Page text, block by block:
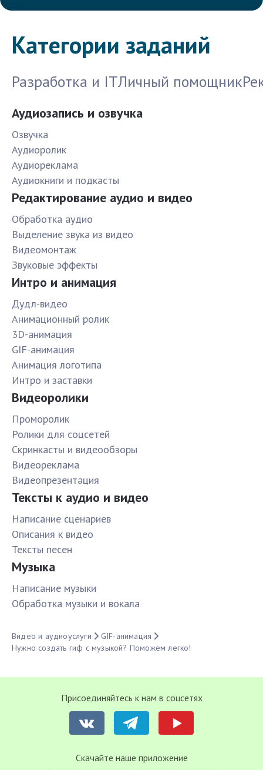
Категории заданий
Разработка и ITЛичный помощник
Аудиозапись и озвучка
Озвучка
Аудиоролик
Аудиореклама
Аудиокниги и подкасты
Редактирование аудио и видео
Обработка аудио
Выделение звука из видео
Видеомонтаж
Звуковые эффекты
Интро и анимация
Дудл-видео
Анимационный ролик
3D-анимация
GIF-анимация
Анимация логотипа
Интро и заставки
Видеоролики
Проморолик
Ролики для соцсетей
Скринкасты и видеообзоры
Видеореклама
Видеопрезентация
Тексты к аудио и видео
Написание сценариев
Описания к видео
Тексты песен
Музыка
Написание музыки
Обработка музыки и вокала
Видео и аудиоуслуги
GIF-анимация
Нужно создать гиф с музыкой? Поможем легко!
Присоединяйтесь к нам в соцсетях
Cкачайте наше приложение